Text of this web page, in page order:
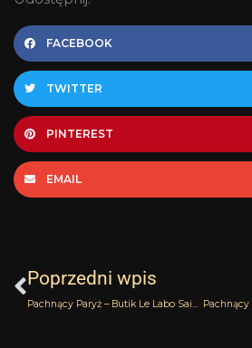
FACEBOOK
TWITTER
PINTEREST
EMAIL
Poprzedni wpis
Pachnący Paryż – Butik Le Labo Saint Germain